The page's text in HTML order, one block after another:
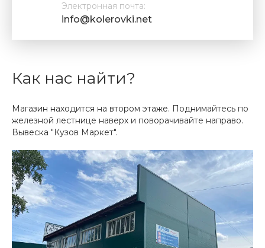
Электронная почта:
info@kolerovki.net
Как нас найти?
Магазин находится на втором этаже. Поднимайтесь по
железной лестнице наверх и поворачивайте направо.
Вывеска "Кузов Маркет".